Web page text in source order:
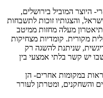
היוצר המוביל בירושלים,
והצגותיו זוכות לתשבחות
מעלה מחזות ממיטב
מקורית. קומדיות מצחיקות
שניתנת להשגה רק
יש קשר בלתי אמצעי בין
במקומות אחרים- הן
והשחקנים, ומטרתן לעורר